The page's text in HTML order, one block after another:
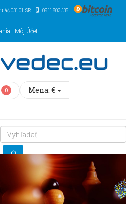
031 01,SR 0911 803 335
Môj Účet
0 Mena: €